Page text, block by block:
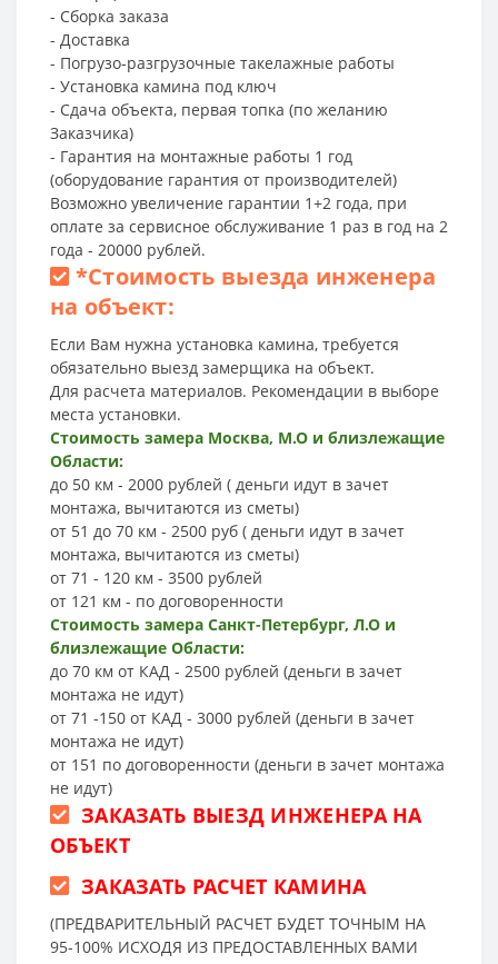
- Сборка заказа
- Доставка
- Погрузо-разгрузочные такелажные работы
- Установка камина под ключ
- Сдача объекта, первая топка (по желанию
Заказчика)
- Гарантия на монтажные работы 1 год
(оборудование гарантия от производителей)
Возможно увеличение гарантии 1+2 года, при
оплате за сервисное обслуживание 1 раз в год на 2
года - 20000 рублей.
*Стоимость выезда инженера
на объект:
Если Вам нужна установка камина, требуется
обязательно выезд замерщика на объект.
Для расчета материалов. Рекомендации в выборе
места установки.
Стоимость замера Москва, М.О и близлежащие
Области:
до 50 км - 2000 рублей ( деньги идут в зачет
монтажа, вычитаются из сметы)
от 51 до 70 км - 2500 руб ( деньги идут в зачет
монтажа, вычитаются из сметы)
от 71 - 120 км - 3500 рублей
от 121 км - по договоренности
Стоимость замера Санкт-Петербург, Л.О и
близлежащие Области:
до 70 км от КАД - 2500 рублей (деньги в зачет
монтажа не идут)
от 71 -150 от КАД - 3000 рублей (деньги в зачет
монтажа не идут)
от 151 по договоренности (деньги в зачет монтажа
не идут)
ЗАКАЗАТЬ ВЫЕЗД ИНЖЕНЕРА НА
ОБЪЕКТ
ЗАКАЗАТЬ РАСЧЕТ КАМИНА
(ПРЕДВАРИТЕЛЬНЫЙ РАСЧЕТ БУДЕТ ТОЧНЫМ НА
95-100% ИСХОДЯ ИЗ ПРЕДОСТАВЛЕННЫХ ВАМИ